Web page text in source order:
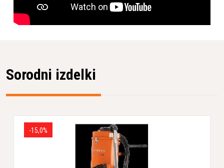
Sorodni izdelki
-15,0%